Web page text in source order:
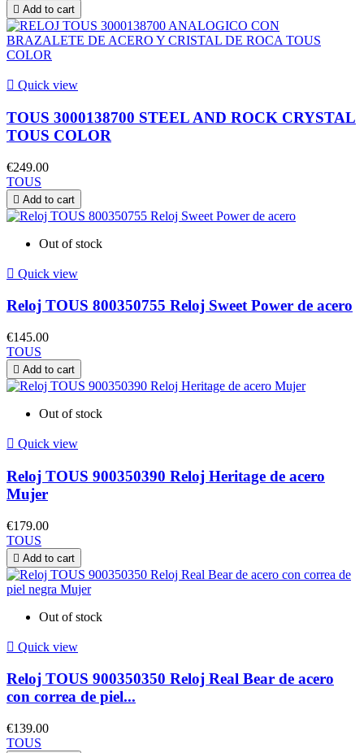
 Add to cart
 Quick view
TOUS 3000138700 STEEL AND ROCK CRYSTAL
TOUS COLOR
€249.00
TOUS
 Add to cart
Out of stock
 Quick view
Reloj TOUS 800350755 Reloj Sweet Power de acero
€145.00
TOUS
 Add to cart
Out of stock
 Quick view
Reloj TOUS 900350390 Reloj Heritage de acero
Mujer
€179.00
TOUS
 Add to cart
Out of stock
 Quick view
Reloj TOUS 900350350 Reloj Real Bear de acero
con correa de piel...
€139.00
TOUS